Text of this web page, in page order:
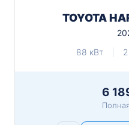
TOYOTA
88 кВт
6